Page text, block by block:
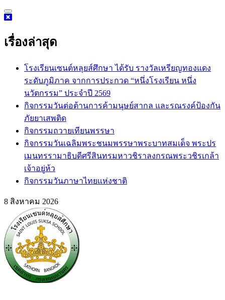
Skip
to
เรื่องล่าสุด
โรงเรียนเซนต์หลุยส์ศึกษา ได้รับ รางวัลเหรียญทองแดง
ระดับภูมิภาค จากการประกวด “หนึ่งโรงเรียน หนึ่ง
นวัตกรรม” ประจำปี 2569
กิจกรรม​วันต่อต้านการค้ามนุษย์สากล และรณรงค์ป้องกัน
ภัยยาเสพติด
กิจกรรมถวายเทียนพรรษา
กิจกรรมวันเฉลิมพระชนมพรรษาพระบาทสมเด็จ พระปร
เมนทรรามาธิบดีศรีสินทรมหาวชิราลงกรณพระวชิรเกล้า
เจ้าอยู่ห้ว
กิจกรรมวันภาษาไทยแห่งชาติ
8 สิงหาคม 2026